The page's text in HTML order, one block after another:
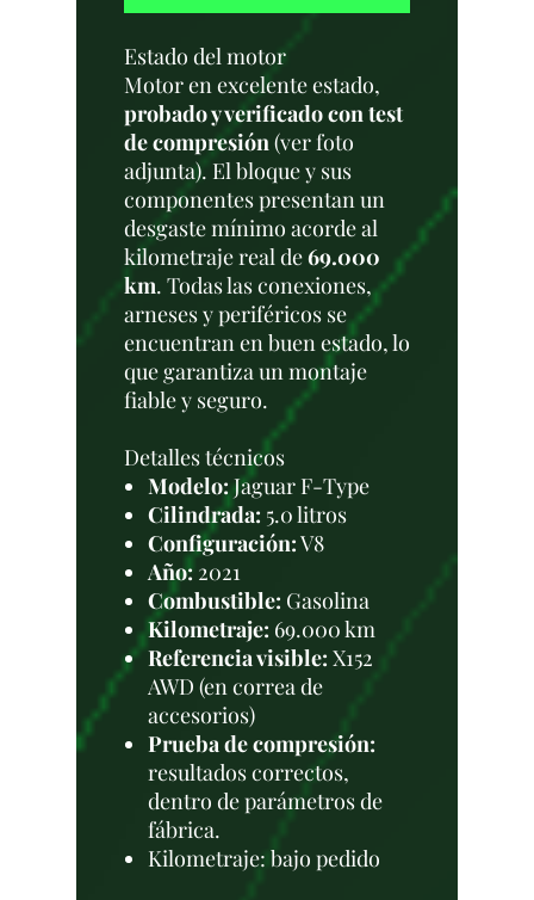
Estado del motor
Motor en excelente estado,
probado y verificado con test
de compresión(ver foto
adjunta). El bloque y sus
componentes presentan un
desgaste mínimo acorde al
kilometraje real de69.000
km. Todas las conexiones,
arneses y periféricos se
encuentran en buen estado, lo
que garantiza un montaje
fiable y seguro.
Detalles técnicos
Modelo:Jaguar F-Type
Cilindrada: 5.0 litros
Configuración:V8
Año: 2021
Combustible: Gasolina
Kilometraje: 69.000 km
Referencia visible: X152
AWD (en correa de
accesorios)
Prueba de compresión:
resultados correctos,
dentro de parámetros de
fábrica.
Kilometraje: bajo pedido